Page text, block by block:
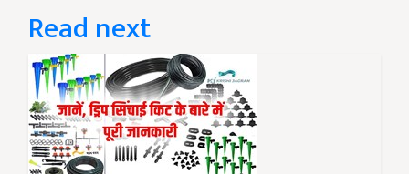
Read next